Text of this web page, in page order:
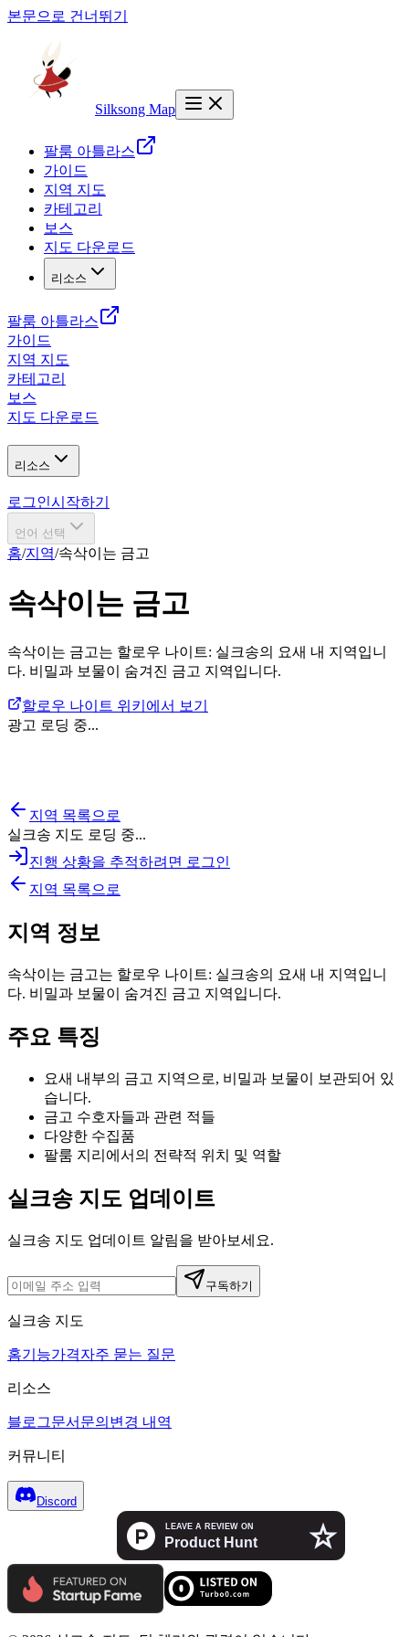
본문으로 건너뛰기
Silksong Map
팔룸 아틀라스
가이드
지역 지도
카테고리
보스
지도 다운로드
리소스
팔룸 아틀라스
가이드
지역 지도
카테고리
보스
지도 다운로드
리소스
로그인시작하기
언어 선택
홈/지역/속삭이는 금고
속삭이는 금고
속삭이는 금고는 할로우 나이트: 실크송의 요새 내 지역입니
다. 비밀과 보물이 숨겨진 금고 지역입니다.
할로우 나이트 위키에서 보기
광고 로딩 중...
지역 목록으로
실크송 지도 로딩 중...
진행 상황을 추적하려면 로그인
지역 목록으로
지역 정보
속삭이는 금고는 할로우 나이트: 실크송의 요새 내 지역입니
다. 비밀과 보물이 숨겨진 금고 지역입니다.
주요 특징
요새 내부의 금고 지역으로, 비밀과 보물이 보관되어 있
습니다.
금고 수호자들과 관련 적들
다양한 수집품
팔룸 지리에서의 전략적 위치 및 역할
실크송 지도 업데이트
실크송 지도 업데이트 알림을 받아보세요.
구독하기
실크송 지도
홈기능가격자주 묻는 질문
리소스
블로그문서 문의 변경 내역
커뮤니티
Discord